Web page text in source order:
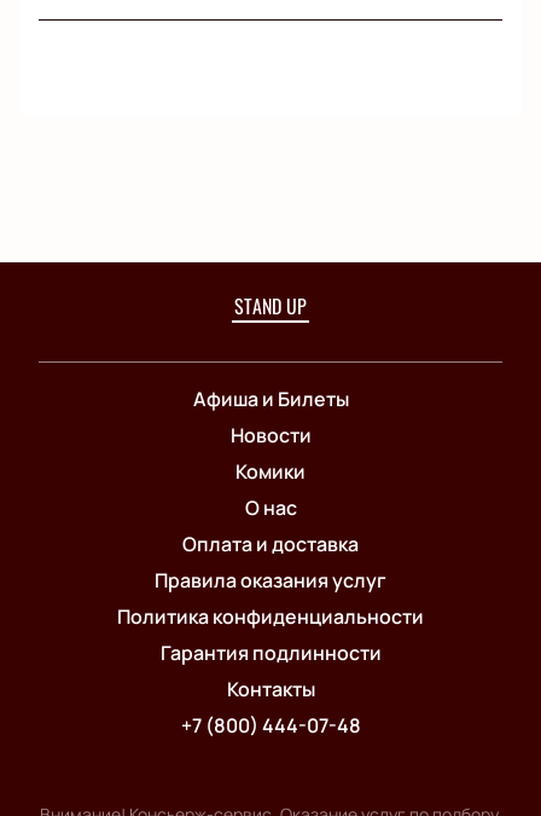
STAND UP
Афиша и Билеты
Новости
Комики
О нас
Оплата и доставка
Правила оказания услуг
Политика конфиденциальности
Гарантия подлинности
Контакты
+7 (800) 444-07-48